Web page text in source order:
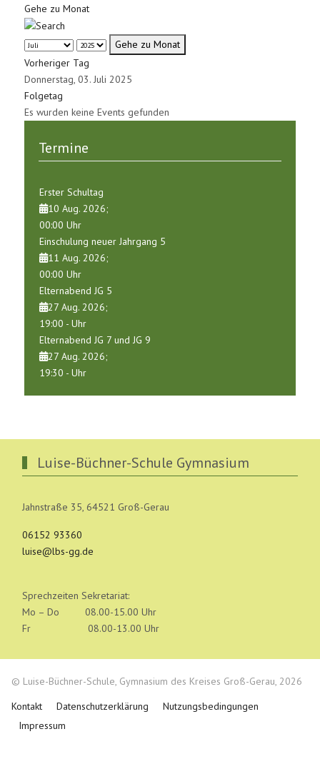
Gehe zu Monat
Gehe zu Monat
Vorheriger Tag
Donnerstag, 03. Juli 2025
Folgetag
Es wurden keine Events gefunden
Termine
Erster Schultag
10 Aug. 2026;
00:00 Uhr
Einschulung neuer Jahrgang 5
11 Aug. 2026;
00:00 Uhr
Elternabend JG 5
27 Aug. 2026;
19:00 - Uhr
Elternabend JG 7 und JG 9
27 Aug. 2026;
19:30 - Uhr
Luise-Büchner-Schule Gymnasium
Jahnstraße 35, 64521 Groß-Gerau
06152 93360
luise@lbs-gg.de
Sprechzeiten Sekretariat:
Mo – Do 08.00-15.00 Uhr
Fr 08.00-13.00 Uhr
© Luise-Büchner-Schule, Gymnasium des Kreises Groß-Gerau, 2026
Kontakt
Datenschutzerklärung
Nutzungsbedingungen
Impressum